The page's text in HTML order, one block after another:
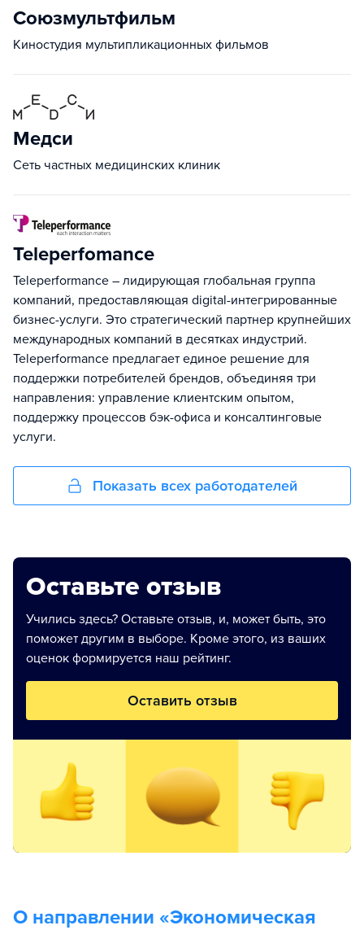
Союзмультфильм
Киностудия мультипликационных фильмов
Медси
Сеть частных медицинских клиник
Teleperfomance
Teleperformance – лидирующая глобальная группа
компаний, предоставляющая digital-интегрированные
бизнес-услуги. Это стратегический партнер крупнейших
международных компаний в десятках индустрий.
Teleperformance предлагает единое решение для
поддержки потребителей брендов, объединяя три
направления: управление клиентским опытом,
поддержку процессов бэк-офиса и консалтинговые
услуги.
Показать всех работодателей
Оставьте отзыв
Учились здесь? Оставьте отзыв, и, может быть, это
поможет другим в выборе. Кроме этого, из ваших
оценок формируется наш рейтинг.
Оставить отзыв
О направлении «Экономическая